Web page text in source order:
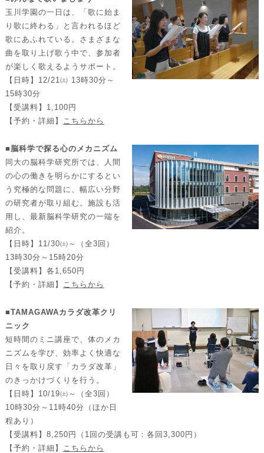
玉川学園の一日は、「歌に始ま
り歌に終わる」と言われるほど
歌にあふれている。さまざまな
曲を取り上げ歌う中で、参加者
が楽しく歌えるようサポート。
【日時】12/21㈯ 13時30分～
15時30分
【受講料】1,100円
【予約・詳細】
こちらから
■脳科学で探る心のメカニズム
同大の脳科学研究所では、人間
の心の働きを明らかにするとい
う究極的な問題に、幅広い分野
の研究者が取り組む。施設も活
用し、最新脳科学研究の一端を
紹介。
【日時】11/30㈯～（全3回）
13時30分～15時20分
【受講料】各1,650円
【予約・詳細】
こちらから
■TAMAGAWAカラダ改革クリ
ニック
短時間のミニ講座で、体のメカ
ニズムを学び、効率よく快適な
日々を取り戻す「カラダ改革」
のきっかけづくりを行う。
【日時】10/19㈯～（全3回）
10時30分～11時40分（ほか日
程あり）
【受講料】8,250円（1回の受講も可：各回3,300円）
【予約・詳細】
こちらから